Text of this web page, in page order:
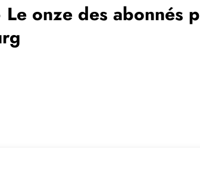
onze des abonnés